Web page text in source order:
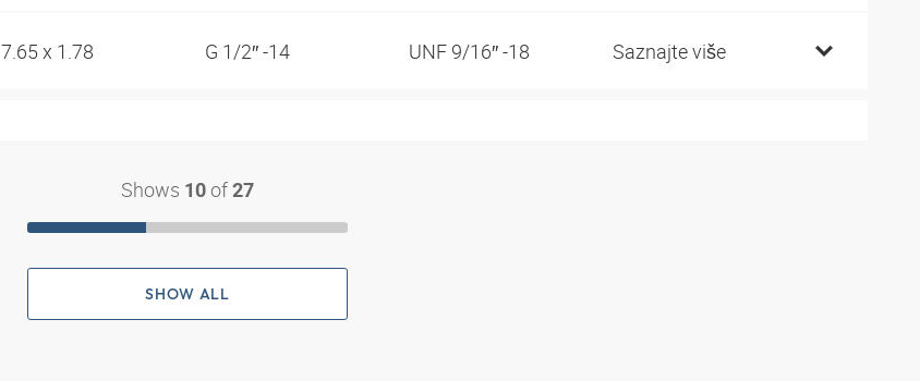
7.65 x 1.78 G 1/2″ -14 UNF 9/16″ -18 Saznajte više
Shows 10 of 27
SHOW ALL